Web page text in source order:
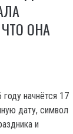
ОНА
начнётся 17
дату, символ
и